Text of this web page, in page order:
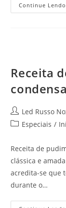
Continue Lendo
Receita
Led Russo
Especiais /
Receita de
clássica e
acredita-se que
durante o…